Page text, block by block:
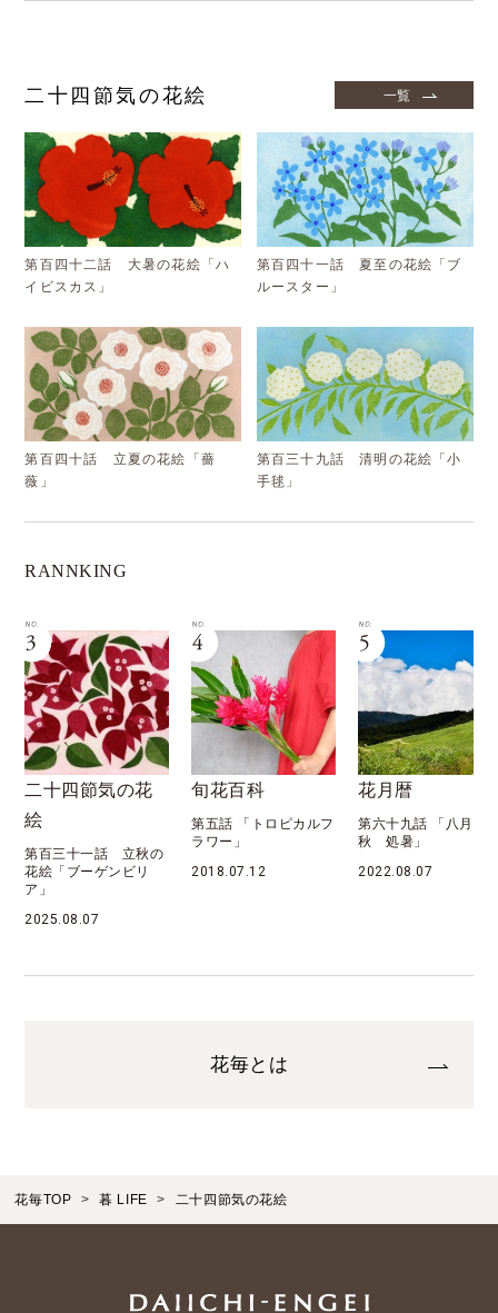
二十四節気の花絵 一覧
第百四十二話 大暑の花絵「ハ
イビスカス」
第百四十一話 夏至の花絵「ブ
ルースター」
第百四十話 立夏の花絵「薔
薇」
第百三十九話 清明の花絵「小
手毬」
RANNKING
二十四節気の花
絵
第百三十一話 立秋の
花絵「ブーゲンビリ
ア」
2025.08.07
旬花百科
第五話 「トロピカルフ
ラワー」
2018.07.12
花月暦
第六十九話 「八月
秋 処暑」
2022.08.07
花毎とは
花毎TOP 暮 LIFE 二十四節気の花絵